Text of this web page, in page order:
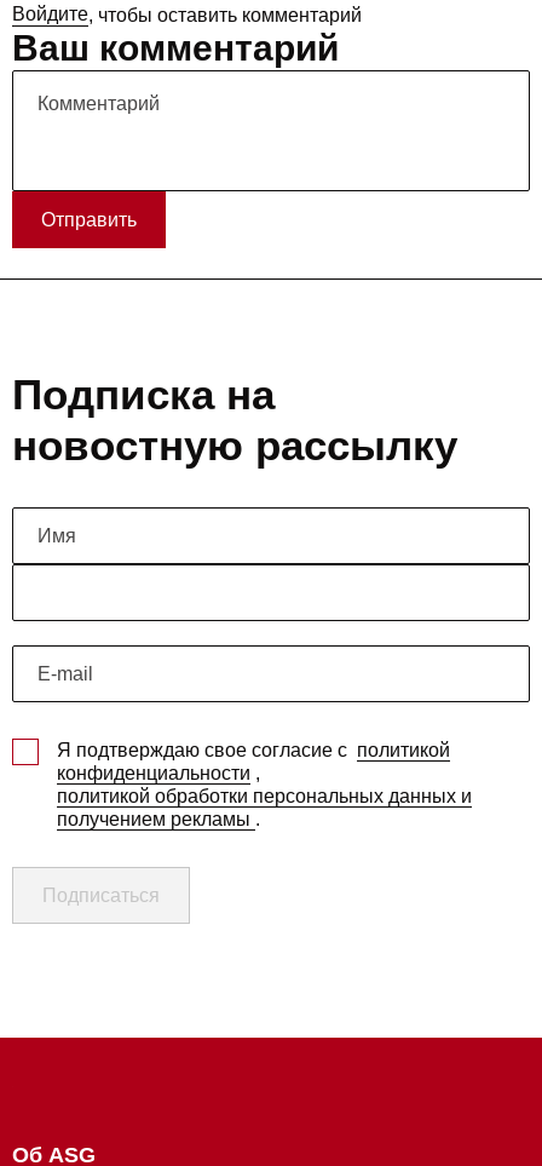
Войдите, чтобы оставить комментарий
Ваш комментарий
Отправить
Подписка на
новостную рассылку
Я подтверждаю свое согласие с политикой
конфиденциальности ,
политикой обработки персональных данных и
получением рекламы .
Подписаться
Об ASG